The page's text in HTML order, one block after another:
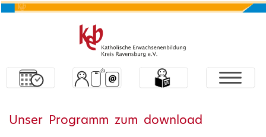
Unser Programm zum download